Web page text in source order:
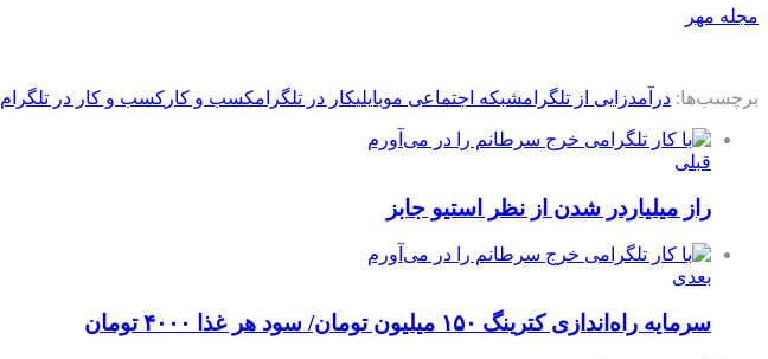
مجله مهر
برچسب‌ها: درآمدزایی از تلگرامشبکه اجتماعی موبایلیکار در تلگرامکسب و کار کسب و کار در تلگرام
قبلی
راز میلیاردر شدن از نظر استیو جابز
بعدی
سرمایه راه‌اندازی کترینگ ۱۵۰ میلیون تومان/ سود هر غذا ۴۰۰۰ تومان